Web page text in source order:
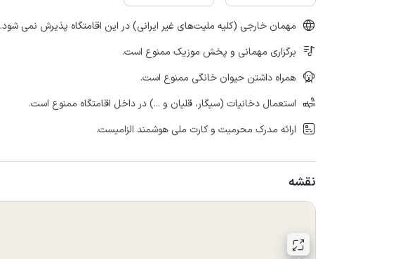
مهمان خارجی (کلیه ملیت‌های غیر ایرانی) در این اقامتگاه پذیرش نمی شود.
برگزاری مهمانی و پخش موزیک ممنوع است.
همراه داشتن حیوان خانگی ممنوع است.
استعمال دخانیات (سیگار، قلیان و ...) در داخل اقامتگاه ممنوع است.
ارائه مدرک محرمیت و کارت ملی هوشمند الزامیست.
نقشه